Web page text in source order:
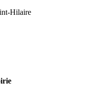
Hilaire